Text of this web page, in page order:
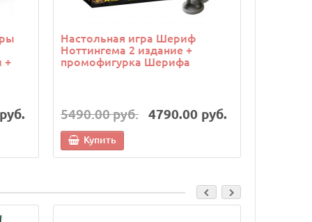
+
Настольная игра Шериф
Ноттингема 2 издание +
промофигурка Шерифа
5490.00 руб. 4790.00 руб.
Купить